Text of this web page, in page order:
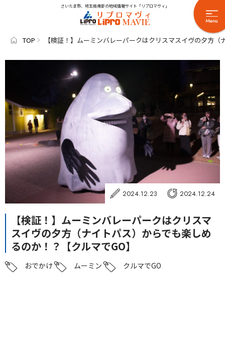
さいたま市、埼玉県南部の地域情報サイト「リプロマヴィ」
TOP 【検証！】ムーミンバレーパークはクリスマスイヴの夕方
2024.12.23 2024.12.24
【検証！】ムーミンバレーパークはクリスマ
スイヴの夕方（ナイトパス）からでも楽しめ
るのか！？【クルマでGO】
おでかけ ムーミン クルマでGO